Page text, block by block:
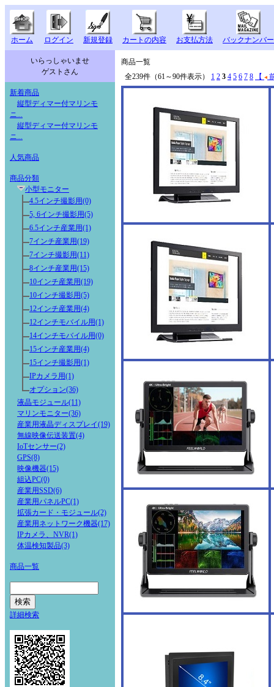
ホーム ログイン 新規登録 カートの内容 お支払方法 バックナンバー
いらっしゃいませ
ゲストさん
新着商品
縦型ディマー付マリンモ
ニ...
縦型ディマー付マリンモ
ニ...
人気商品
商品分類
小型モニター
4.5インチ撮影用(0)
5, 6インチ撮影用(5)
6.5インチ産業用(1)
7インチ産業用(19)
7インチ撮影用(11)
8インチ産業用(15)
10インチ産業用(19)
10インチ撮影用(5)
12インチ産業用(4)
12インチモバイル用(1)
14インチモバイル用(0)
15インチ産業用(4)
15インチ撮影用(1)
IPカメラ用(1)
オプション(36)
液晶モジュール(11)
マリンモニター(36)
産業用液晶ディスプレイ(19)
無線映像伝送装置(4)
IoTセンサー(2)
GPS(8)
映像機器(15)
組込PC(0)
産業用SSD(6)
産業用パネルPC(1)
拡張カード・モジュール(2)
産業用ネットワーク機器(17)
IPカメラ、NVR(1)
体温検知製品(3)
商品一覧
詳細検索
商品一覧
全239件（61～90件表示） 1 2 3 4 5 6 7 8 【